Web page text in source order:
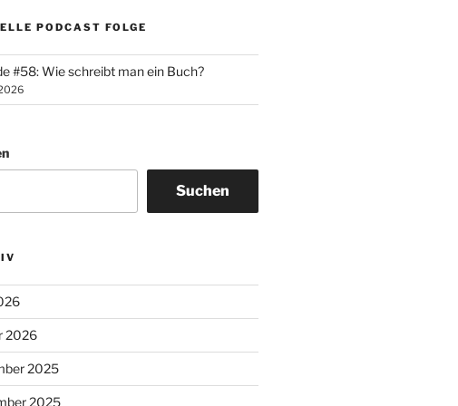
PODCAST FOLGE
#58: Wie schreibt man ein Buch?
Suchen
2026
2025
2025